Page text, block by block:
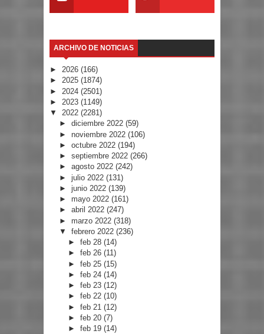
ARCHIVO DE NOTICIAS
► 2026 (166)
► 2025 (1874)
► 2024 (2501)
► 2023 (1149)
▼ 2022 (2281)
► diciembre 2022 (59)
► noviembre 2022 (106)
► octubre 2022 (194)
► septiembre 2022 (266)
► agosto 2022 (242)
► julio 2022 (131)
► junio 2022 (139)
► mayo 2022 (161)
► abril 2022 (247)
► marzo 2022 (318)
▼ febrero 2022 (236)
►feb 28(14)
►feb 26(11)
►feb 25(15)
►feb 24(14)
►feb 23(12)
►feb 22(10)
►feb 21(12)
►feb 20(7)
►feb 19(14)